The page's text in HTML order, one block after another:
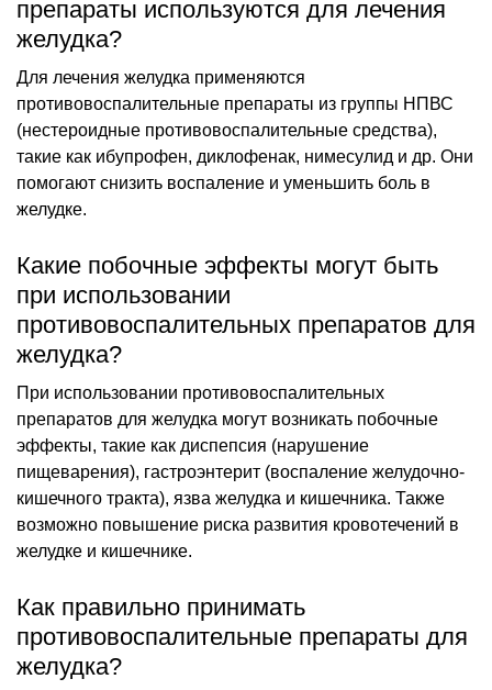
препараты используются для лечения
желудка?
Для лечения желудка применяются
противовоспалительные препараты из группы НПВС
(нестероидные противовоспалительные средства),
такие как ибупрофен, диклофенак, нимесулид и др. Они
помогают снизить воспаление и уменьшить боль в
желудке.
Какие побочные эффекты могут быть
при использовании
противовоспалительных препаратов для
желудка?
При использовании противовоспалительных
препаратов для желудка могут возникать побочные
эффекты, такие как диспепсия (нарушение
пищеварения), гастроэнтерит (воспаление желудочно-
кишечного тракта), язва желудка и кишечника. Также
возможно повышение риска развития кровотечений в
желудке и кишечнике.
Как правильно принимать
противовоспалительные препараты для
желудка?